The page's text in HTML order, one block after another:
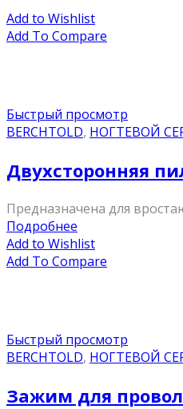
Add to Wishlist
Add To Compare
Быстрый просмотр
BERCHTOLD, НОГТЕВОЙ
Двухсторонняя
Предназначена для
Подробнее
Add to Wishlist
Add To Compare
Быстрый просмотр
BERCHTOLD, НОГТЕВОЙ
Зажим для